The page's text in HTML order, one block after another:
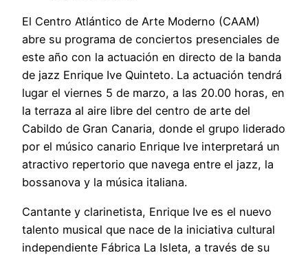
El Centro Atlántico de Arte Moderno (CAAM)
abre su programa de conciertos presenciales de
este año con la actuación en directo de la banda
de jazz Enrique Ive Quinteto. La actuación tendrá
lugar el viernes 5 de marzo, a las 20.00 horas, en
la terraza al aire libre del centro de arte del
Cabildo de Gran Canaria, donde el grupo liderado
por el músico canario Enrique Ive interpretará un
atractivo repertorio que navega entre el jazz, la
bossanova y la música italiana.
Cantante y clarinetista, Enrique Ive es el nuevo
talento musical que nace de la iniciativa cultural
independiente Fábrica La Isleta, a través de su